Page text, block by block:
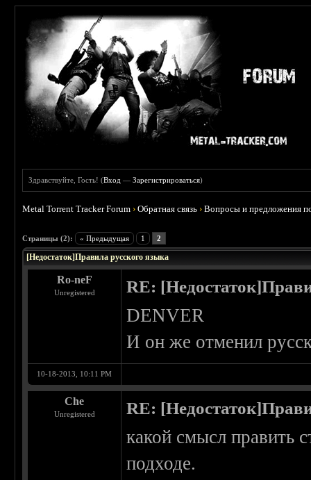
Здравствуйте, Гость! (Вход —Зарегистрироваться)
Metal Torrent Tracker Forum ›Обратная связь ›Вопросы и предложения
Страницы (2): « Предыдущая 1 2
[Недостаток]Правила русского языка
Ro-neF
Unregistered RE:
DENVER
И он же отменил
10-18-2013, 10:11 PM
Che
Unregistered RE:
какой смысл править
подходе.